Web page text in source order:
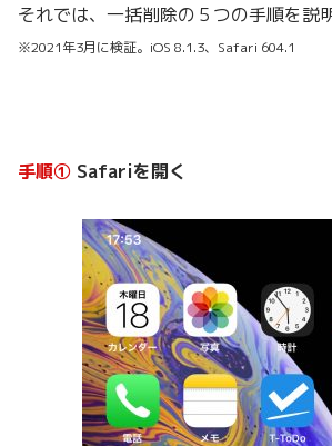
それでは、一括削除の５つの手順を説
※2021年3月に検証。iOS 8.1.3、Safari 604.1
手順① Safariを開く